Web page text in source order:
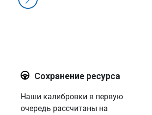
Сохранение ресурса
Наши калибровки в первую
очередь рассчитаны на